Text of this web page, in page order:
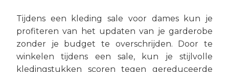
Tijdens een kleding sale voor dames kun je
profiteren van het updaten van je garderobe
zonder je budget te overschrijden. Door te
winkelen tijdens een sale, kun je stijlvolle
kledingstukken scoren tegen gereduceerde